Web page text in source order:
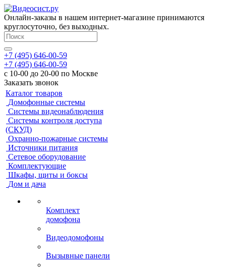
Онлайн-заказы в нашем интернет-магазине принимаются
круглосуточно, без выходных.
+7 (495) 646-00-59
+7 (495) 646-00-59
с 10-00 до 20-00 по Москве
Заказать звонок
Каталог товаров
Домофонные системы
Системы видеонаблюдения
Системы контроля доступа
(СКУД)
Охранно-пожарные системы
Источники питания
Сетевое оборудование
Комплектующие
Шкафы, щиты и боксы
Дом и дача
Комплект
домофона
Видеодомофоны
Вызывные панели